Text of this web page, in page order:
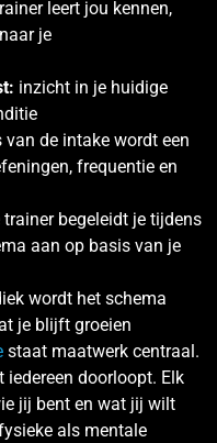
leert jou kennen,
je
inzicht in je huidige
van de intake wordt een
frequentie en
trainer begeleidt je tijdens
aan op basis van je
wordt het schema
je blijft groeien
staat maatwerk centraal.
doorloopt. Elk
jij bent en wat jij wilt
als mentale